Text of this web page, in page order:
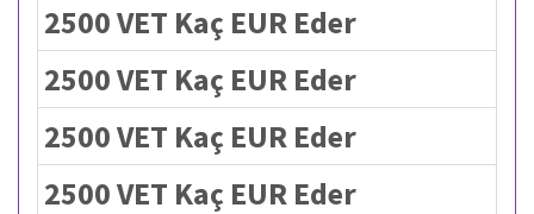
2500 VET Kaç EUR Eder
2500 VET Kaç EUR Eder
2500 VET Kaç EUR Eder
2500 VET Kaç EUR Eder